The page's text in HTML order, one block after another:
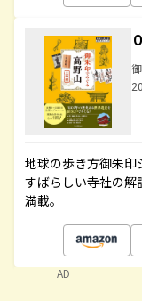
地球の歩き方御朱
すばらしい寺社の解
満載。
AD